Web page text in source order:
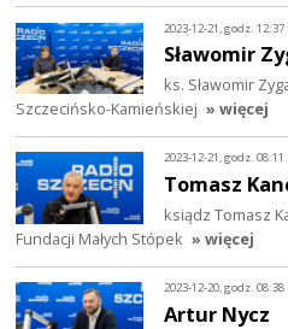
2023-12-21, godz. 12:37
Sławomir
ks. Sławomir
Szczecińsko-Kamieńskiej » więcej
2023-12-21, godz. 08:11
Tomasz
ksiądz Tomasz
Fundacji Małych Stópek » więcej
2023-12-20, godz. 08:38
Artur Nycz